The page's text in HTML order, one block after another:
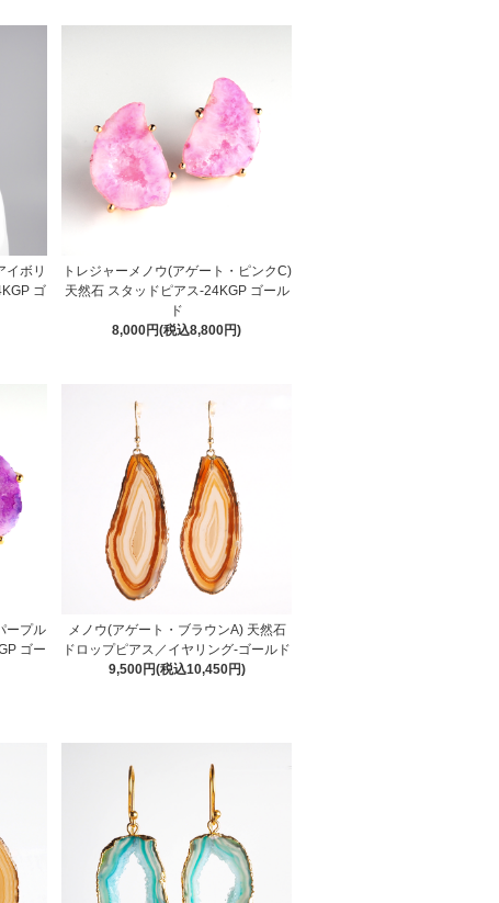
イボリ
ゴ
トレジャーメノウ(アゲート・ピンクC)
天然石 スタッドピアス-24KGP ゴール
ド
8,000円(税込8,800円)
ープル
ゴー
メノウ(アゲート・ブラウンA) 天然石
ドロップピアス／イヤリング-ゴールド
9,500円(税込10,450円)